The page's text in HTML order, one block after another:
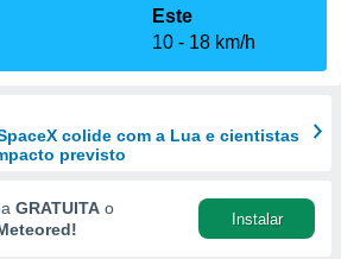
Este
10
18 km/h
colide com a Lua e cientistas
previsto
GRATUITA o
Instalar